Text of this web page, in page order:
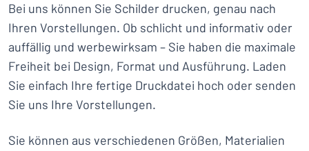
Bei uns können Sie Schilder drucken, genau nach
Ihren Vorstellungen. Ob schlicht und informativ oder
auffällig und werbewirksam – Sie haben die maximale
Freiheit bei Design, Format und Ausführung. Laden
Sie einfach Ihre fertige Druckdatei hoch oder senden
Sie uns Ihre Vorstellungen.
Sie können aus verschiedenen Größen, Materialien